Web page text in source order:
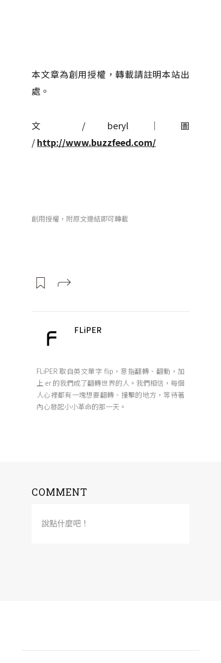
本文章為創用授權，轉載請註明本站出
處。
文 / beryl │ 圖
/http://www.buzzfeed.com/
創用授權，附原文連結即可轉載
FLiPER
FLiPER 取自英文單字 flip，意指翻轉、翻動，加
上 er 的我們成了翻轉世界的人。我們相信，每個
人心裡都有一塊想要翻轉、撞擊的地方，等待著
內心發起小小革命的那一天。
COMMENT
說點什麼吧！